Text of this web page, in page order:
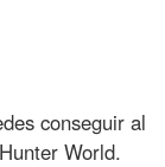
conseguir al
World.